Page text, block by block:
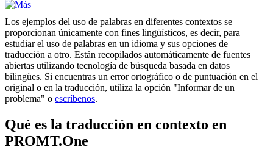
Los ejemplos del uso de palabras en diferentes contextos se
proporcionan únicamente con fines lingüísticos, es decir, para
estudiar el uso de palabras en un idioma y sus opciones de
traducción a otro. Están recopilados automáticamente de fuentes
abiertas utilizando tecnología de búsqueda basada en datos
bilingües. Si encuentras un error ortográfico o de puntuación en el
original o en la traducción, utiliza la opción "Informar de un
problema" o escríbenos.
Qué es la traducción en contexto en
PROMT.One